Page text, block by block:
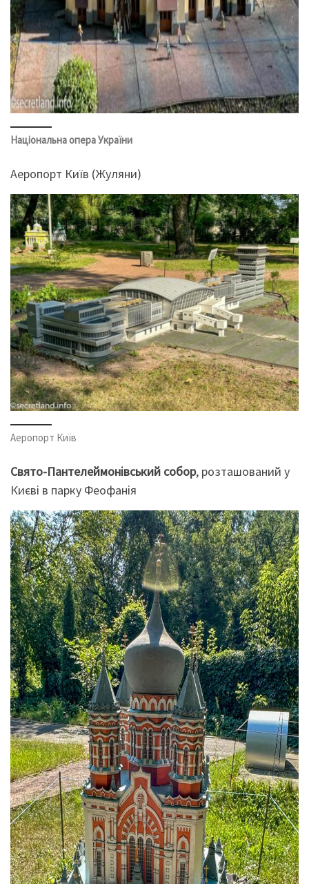
Національна опера України
Аеропорт Київ (Жуляни)
Аеропорт Київ
Свято-Пантелеймонівський собор, розташований у
Києві в парку Феофанія